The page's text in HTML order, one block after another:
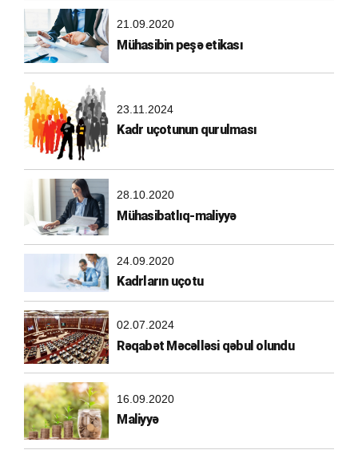
21.09.2020
Mühasibin peşə etikası
23.11.2024
Kadr uçotunun qurulması
28.10.2020
Mühasibatlıq-maliyyə
24.09.2020
Kadrların uçotu
02.07.2024
Rəqabət Məcəlləsi qəbul olundu
16.09.2020
Maliyyə